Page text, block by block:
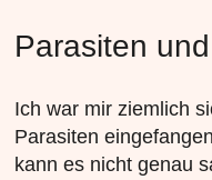
Parasiten
Ich war mir ziemlich
Parasiten
kann es nicht genau